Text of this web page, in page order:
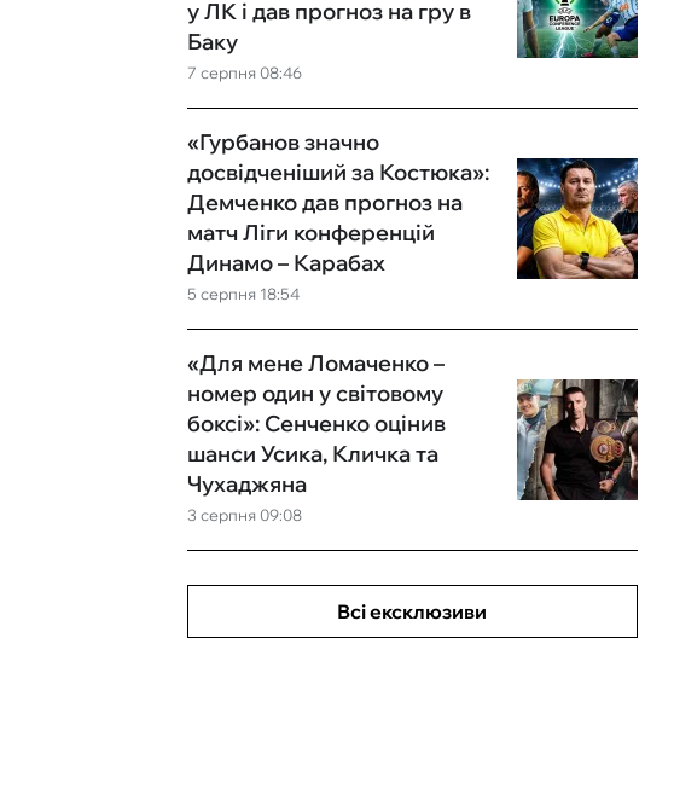
7 серпня 08:46
у ЛК і дав прогноз на гру в
Баку
5 серпня 18:54
«Гурбанов значно
досвідченіший за Костюка»:
Демченко дав прогноз на
матч Ліги конференцій
Динамо – Карабах
3 серпня 09:08
«Для мене Ломаченко –
номер один у світовому
боксі»: Сенченко оцінив
шанси Усика, Кличка та
Чухаджяна
Всі ексклюзиви